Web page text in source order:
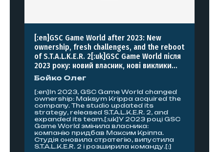
[:en]GSC Game World after 2023: New
ownership, fresh challenges, and the reboot
of S.T.A.L.K.E.R. 2[:uk]GSC Game World після
2023 року: новий власник, нові виклики...
Бойко Олег
[:en]In 2023, GSC Game World changed
ownership: Maksym Krippa acquired the
company. The studio updated its
strategy, released S.T.A.L.K.E.R. 2, and
expanded its team.[:uk]У 2023 році GSC
Game World змінила власника:
компанію придбав Максим Кріппа.
Студія оновила стратегію, випустила
S.T.A.L.K.E.R. 2 і розширила команду.[:]